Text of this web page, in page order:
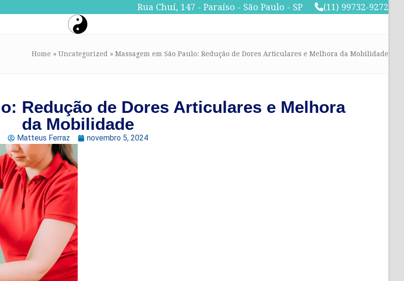
Rua Chuí, 147 - Paraíso - São Paulo - SP (11) 99732-9272
Home » Uncategorized » Massagem em São Paulo: Redução de Dores Articulares e Melhora da Mobilidade
Redução de Dores Articulares e Melhora
da Mobilidade
Matteus Ferraz novembro 5, 2024